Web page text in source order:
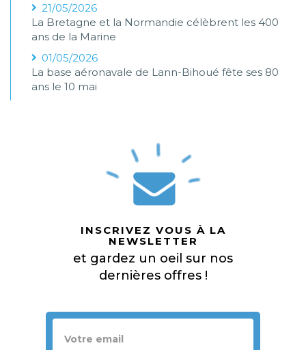
21/05/2026
La Bretagne et la Normandie célèbrent les 400
ans de la Marine
01/05/2026
La base aéronavale de Lann-Bihoué fête ses 80
ans le 10 mai
INSCRIVEZ VOUS À LA
NEWSLETTER
et gardez un oeil sur nos
dernières offres !